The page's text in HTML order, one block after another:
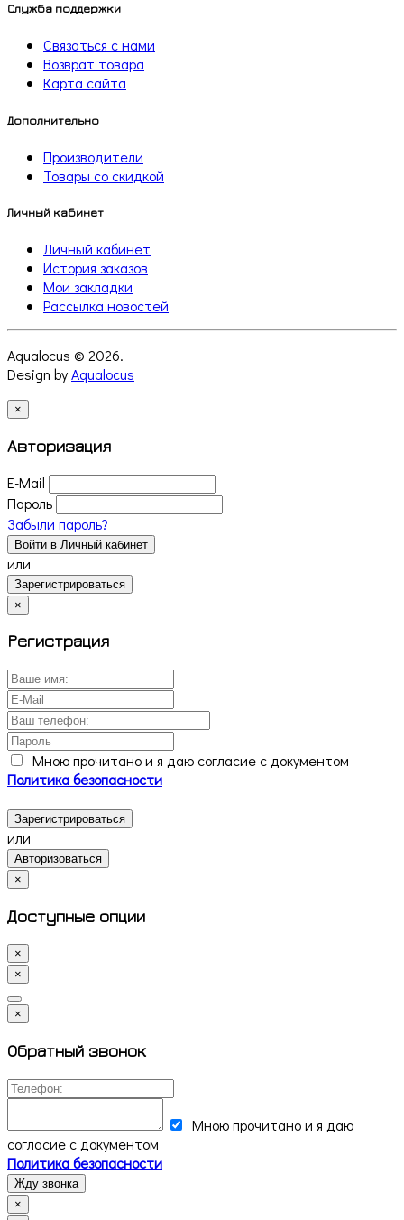
Служба поддержки
Связаться с нами
Возврат товара
Карта сайта
Дополнительно
Производители
Товары со скидкой
Личный кабинет
Личный кабинет
История заказов
Мои закладки
Рассылка новостей
Aqualocus © 2026.
Design byAqualocus
×
Авторизация
E-Mail
Пароль
Забыли пароль?
Войти в Личный кабинет
или
Зарегистрироваться
×
Регистрация
Мною прочитано и я даю согласие с документом
Политика безопасности
Зарегистрироваться
или
Авторизоваться
×
Доступные опции
×
×
×
Обратный звонок
Мною прочитано и я даю
согласие с документом
Политика безопасности
Жду звонка
×